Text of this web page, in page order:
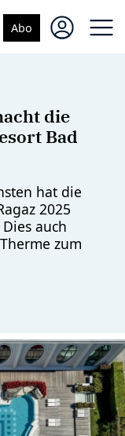
Abo
die
Bad
hat die
2025
auch
zum